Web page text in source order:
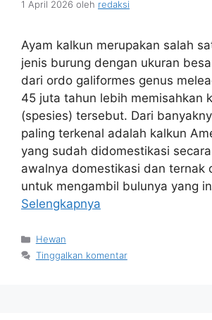
1 April 2026 oleh redaksi
Ayam kalkun merupakan salah
jenis burung dengan ukuran
dari ordo galiformes genus
45 juta tahun lebih memisahkan
(spesies) tersebut. Dari
paling terkenal adalah kalkun
yang sudah didomestikasi
awalnya domestikasi dan ternak
untuk mengambil bulunya yang
Selengkapnya
Kategori
Hewan
Tinggalkan komentar